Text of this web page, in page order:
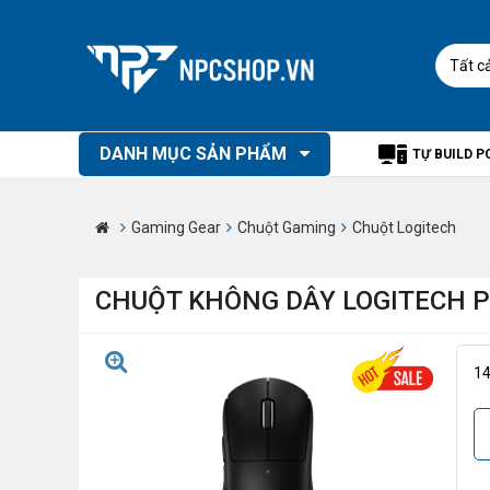
Tất
DANH MỤC SẢN PHẨM TỰ BUILD
Gaming Gear Chuột Gaming Chuột Logitech
CHUỘT KHÔNG DÂY LOGITECH